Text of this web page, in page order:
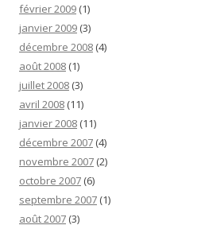
février 2009 (1)
janvier 2009 (3)
décembre 2008 (4)
août 2008 (1)
juillet 2008 (3)
avril 2008 (11)
janvier 2008 (11)
décembre 2007 (4)
novembre 2007 (2)
octobre 2007 (6)
septembre 2007 (1)
août 2007 (3)